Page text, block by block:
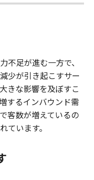
不足が進む一方で、
少が引き起こすサー
きな影響を及ぼすこ
するインバウンド需
客数が増えているの
ています。